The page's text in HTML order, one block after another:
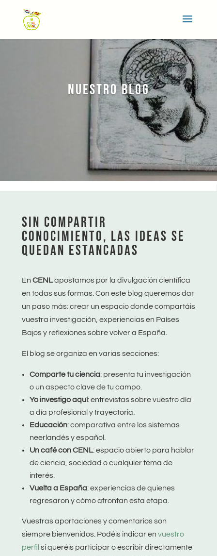
NUESTRO BLOG
SIN COMPARTIR
CONOCIMIENTO, LAS IDEAS SE
QUEDAN ESTANCADAS
En CENLapostamos por la divulgación científica
en todas sus formas. Con este blog queremos dar
un paso más: crear un espacio donde compartáis
vuestra investigación, experiencias en Países
Bajos y reflexiones sobre volver a España.
El blog se organiza en varias secciones:
Comparte tu ciencia: presenta tu investigación
o un aspecto clave de tu campo.
Yo investigo aquí: entrevistas sobre vuestro día
a día profesional y trayectoria.
Educación: comparativa entre los sistemas
neerlandés y español.
Un café con CENL: espacio abierto para hablar
de ciencia, sociedad o cualquier tema de
interés.
Vuelta a España: experiencias de quienes
regresaron y cómo afrontan esta etapa.
Vuestras aportaciones y comentarios son
siempre bienvenidos. Podéis indicar en vuestro
perfil si queréis participar o escribir directamente